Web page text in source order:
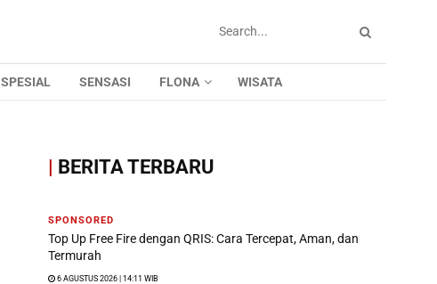
SPESIAL SENSASI FLONA WISATA
| BERITA TERBARU
SPONSORED
Top Up Free Fire dengan QRIS: Cara Tercepat, Aman, dan
Termurah
6 AGUSTUS 2026 | 14:11 WIB